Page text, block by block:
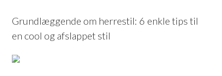
Grundlæggende om herrestil: 6 enkle tips til
en cool og afslappet stil